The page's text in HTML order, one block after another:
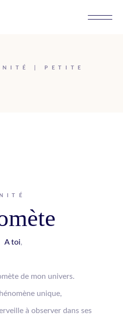
PETITE
A toi,
de mon univers.
unique,
à observer dans ses